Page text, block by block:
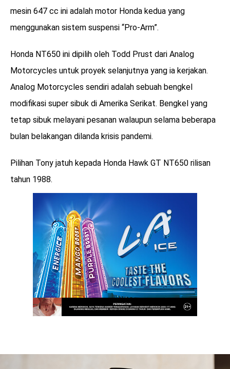
mesin 647 cc ini adalah motor Honda kedua yang
menggunakan sistem suspensi “Pro-Arm”.
Honda NT650 ini dipilih oleh Todd Prust dari Analog
Motorcycles untuk proyek selanjutnya yang ia kerjakan.
Analog Motorcycles sendiri adalah sebuah bengkel
modifikasi super sibuk di Amerika Serikat. Bengkel yang
tetap sibuk melayani pesanan walaupun selama beberapa
bulan belakangan dilanda krisis pandemi.
Pilihan Tony jatuh kepada Honda Hawk GT NT650 rilisan
tahun 1988.